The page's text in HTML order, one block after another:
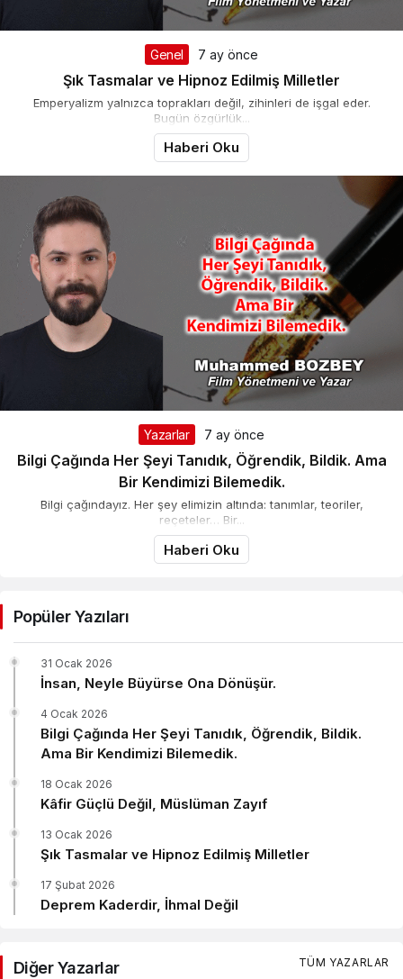
Genel 7 ay önce
Şık Tasmalar ve Hipnoz Edilmiş Milletler
Emperyalizm yalnızca toprakları değil, zihinleri de işgal eder.
Bugün özgürlük...
Haberi Oku
Yazarlar 7 ay önce
Bilgi Çağında Her Şeyi Tanıdık, Öğrendik, Bildik. Ama
Bir Kendimizi Bilemedik.
Bilgi çağındayız. Her şey elimizin altında: tanımlar, teoriler,
reçeteler… Bir...
Haberi Oku
Popüler Yazıları
İnsan, Neyle Büyürse Ona Dönüşür.
31 Ocak 2026
Bilgi Çağında Her Şeyi Tanıdık, Öğrendik, Bildik.
Ama Bir Kendimizi Bilemedik.
4 Ocak 2026
Kâfir Güçlü Değil, Müslüman Zayıf
18 Ocak 2026
Şık Tasmalar ve Hipnoz Edilmiş Milletler
13 Ocak 2026
Deprem Kaderdir, İhmal Değil
17 Şubat 2026
Diğer Yazarlar TÜM YAZARLAR